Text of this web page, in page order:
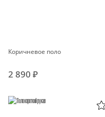
Коричневое поло
2 890 ₽